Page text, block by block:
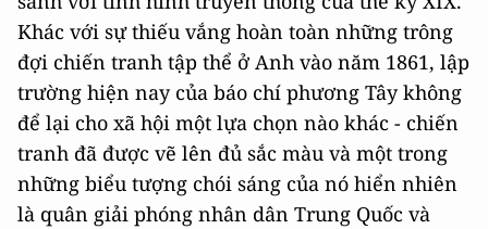
Khác với sự thiếu vắng hoàn toàn những trông
đợi chiến tranh tập thể ở Anh vào năm 1861, lập
trường hiện nay của báo chí phương Tây không
để lại cho xã hội một lựa chọn nào khác - chiến
tranh đã được vẽ lên đủ sắc màu và một trong
những biểu tượng chói sáng của nó hiển nhiên
là quân giải phóng nhân dân Trung Quốc và